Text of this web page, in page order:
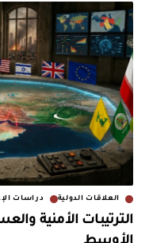
العلاقات الدولية دراسات
الترتيبات الأمنية